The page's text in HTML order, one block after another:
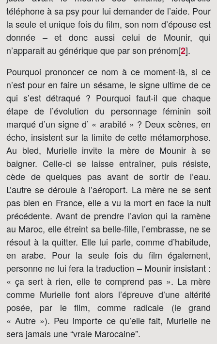
téléphone à sa psy pour lui demander de l’aide. Pour
la seule et unique fois du film, son nom d’épouse est
donnée – et donc aussi celui de Mounir, qui
n’apparait au générique que par son prénom[2].
Pourquoi prononcer ce nom à ce moment-là, si ce
n’est pour en faire un sésame, le signe ultime de ce
qui s’est détraqué ? Pourquoi faut-il que chaque
étape de l’évolution du personnage féminin soit
marqué d’un signe d’ « arabité » ? Deux scènes, en
écho, insistent sur la limite de cette métamorphose.
Au bled, Murielle invite la mère de Mounir à se
baigner. Celle-ci se laisse entraîner, puis résiste,
cède de quelques pas avant de sortir de l’eau.
L’autre se déroule à l’aéroport. La mère ne se sent
pas bien en France, elle a vu la mort en face la nuit
précédente. Avant de prendre l’avion qui la ramène
au Maroc, elle étreint sa belle-fille, l’embrasse, ne se
résout à la quitter. Elle lui parle, comme d’habitude,
en arabe. Pour la seule fois du film également,
personne ne lui fera la traduction – Mounir insistant :
« ça sert à rien, elle te comprend pas ». La mère
comme Murielle font alors l’épreuve d’une altérité
posée, par le film, comme radicale (le grand
« Autre »). Peu importe ce qu’elle fait, Murielle ne
sera jamais une “vraie Marocaine”.